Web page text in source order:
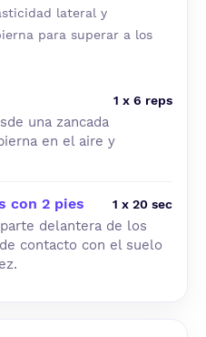
lateral y
para superar a los
1 x 6 reps
una zancada
en el aire y
con 2 pies 1 x 20 sec
delantera de los
contacto con el suelo